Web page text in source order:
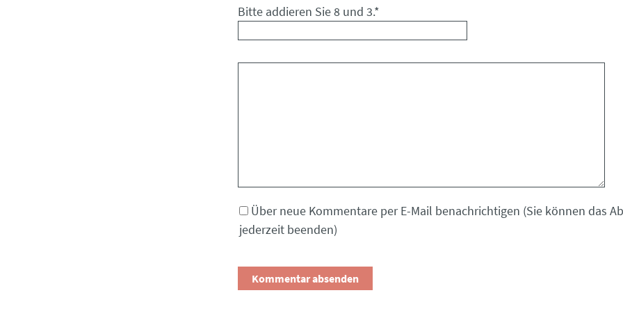
Bitte addieren Sie 8 und 3.*
Über neue Kommentare per E-Mail benachrichtigen (Sie können das
jederzeit beenden)